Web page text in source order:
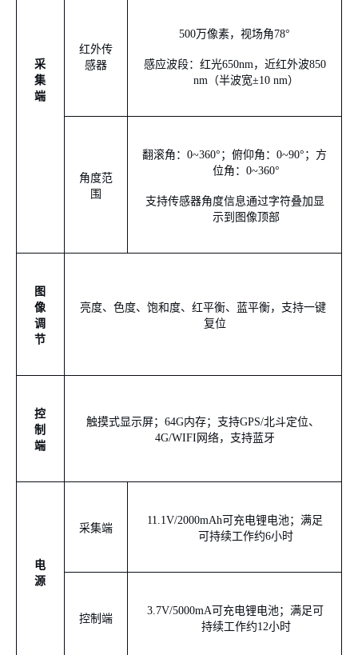
采
集
端
红外传
感器
500万像素，视场角78°
感应波段：红光650nm， 近红外波850
nm （半波宽±10 nm）
角度范
围
翻滚角： 0~360° ； 俯仰角 ： 0~90° ；方
位角：0~360°
支持传感器角度信息通过字符叠加显
示到图像顶部
图
像
调
节
亮度、色度、饱和度、红平衡、蓝平衡，支持一键
复位
控
制
端
触摸式显示屏； 64G内存；支持GPS/北斗定位、
4G/WIFI 网络，支持蓝牙
电
源
采集端
11.1V/2000mAh可充电锂电池；满足
可持续工作约6小时
控制端
3.7V/5000mA可充电锂电池；满足可
持续工作约12小时